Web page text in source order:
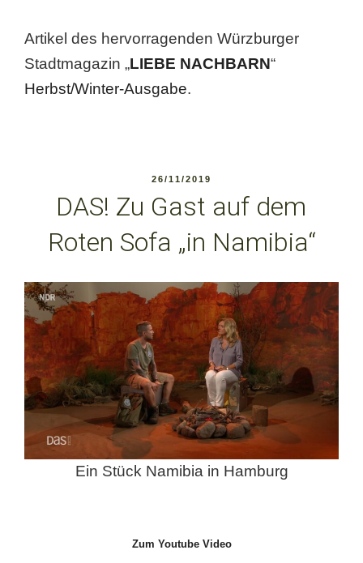
Artikel des hervorragenden Würzburger
Stadtmagazin „LIEBE NACHBARN“
Herbst/Winter-Ausgabe.
VERÖFFENTLICHT
26/11/2019
DAS! Zu Gast auf dem
Roten Sofa „in Namibia“
Ein Stück Namibia in Hamburg
Zum Youtube Video